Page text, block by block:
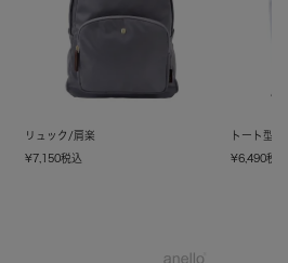
リュック/肩楽
¥7,150税込
トート型
¥6,490税込